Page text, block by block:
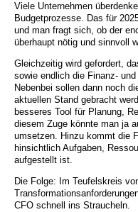
Viele Unternehmen
Budgetprozesse. Das für
und man fragt sich, ob der
überhaupt nötig und sinnvoll
Gleichzeitig wird gefordert,
sowie endlich die Finanz-
Nebenbei sollen dann noch
aktuellen Stand gebracht
besseres Tool für Planung,
diesem Zuge könnte man ja
umsetzen. Hinzu kommt die
hinsichtlich Aufgaben,
aufgestellt ist.
Die Folge: Im Teufelskreis
CFO schnell ins Straucheln.